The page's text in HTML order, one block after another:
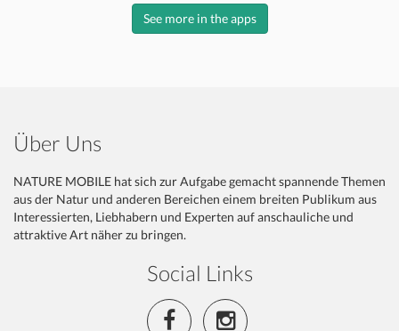
See more in the apps
Über Uns
NATURE MOBILE hat sich zur Aufgabe gemacht spannende Themen
aus der Natur und anderen Bereichen einem breiten Publikum aus
Interessierten, Liebhabern und Experten auf anschauliche und
attraktive Art näher zu bringen.
Social Links